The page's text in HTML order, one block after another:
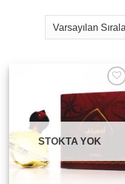
Add to
wishlist
STOKTA YOK